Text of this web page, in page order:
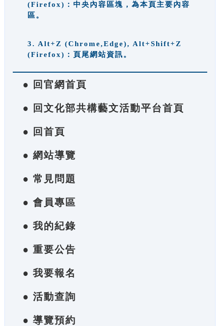
(Firefox)：中央內容區塊，為本頁主要內容
區。
3. Alt+Z (Chrome,Edge), Alt+Shift+Z
(Firefox)：頁尾網站資訊。
● 回官網首頁
● 回文化部共構藝文活動平台首頁
● 回首頁
● 網站導覽
● 常見問題
● 會員專區
● 我的紀錄
● 重要公告
● 我要報名
● 活動查詢
● 導覽預約